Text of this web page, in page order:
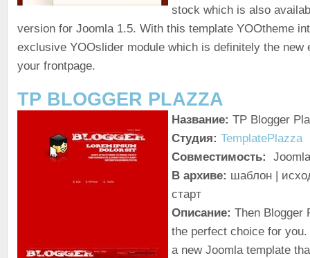
stock which is also
version for Joomla 1.5. With this template YOOtheme
exclusive YOOslider module which is definitely the new
your frontpage.
TP BLOGGER PLAZZA
Название: TP Blogger
Студия: TemplatePlazza
Совместимость:
В архиве: шаблон |
старт
Описание: Then Blogger
the perfect choice for
a new Joomla template